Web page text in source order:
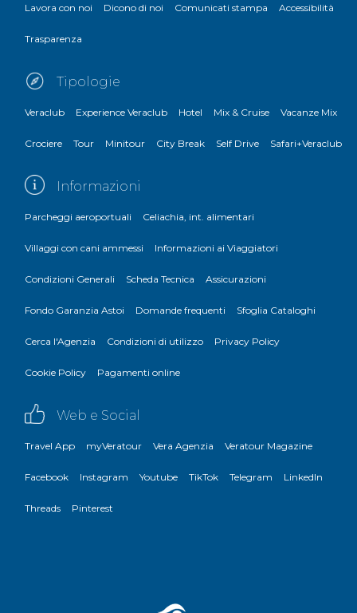
Lavora con noi Dicono di noi Comunicati stampa Accessibilità
Trasparenza
Tipologie
Veraclub Experience Veraclub Hotel Mix & Cruise Vacanze Mix
Crociere Tour Minitour City Break Self Drive Safari+Veraclub
Informazioni
Parcheggi aeroportuali Celiachia, int. alimentari
Villaggi con cani ammessi Informazioni ai Viaggiatori
Condizioni Generali Scheda Tecnica Assicurazioni
Fondo Garanzia Astoi Domande frequenti Sfoglia Cataloghi
Cerca l'Agenzia Condizioni di utilizzo Privacy Policy
Cookie Policy Pagamenti online
Web e Social
Travel App myVeratour Vera Agenzia Veratour Magazine
Facebook Instagram Youtube TikTok Telegram LinkedIn
Threads Pinterest